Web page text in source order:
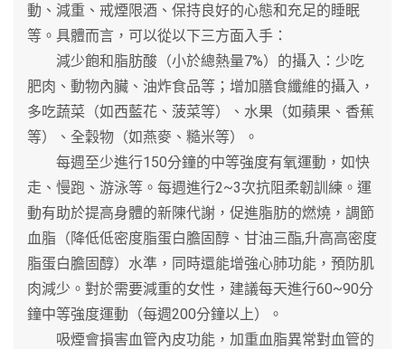
動、減重、戒煙限酒、保持良好的心態和充足的睡眠
等。具體而言，可以從以下三方面入手：
減少飽和脂肪酸（小於總熱量7%）的攝入：少吃
肥肉、動物內臟、油炸食品等；增加膳食纖維的攝入，
多吃蔬菜（如西藍花、菠菜等）、水果（如蘋果、香蕉
等）、全穀物（如燕麥、糙米等）。
每週至少進行150分鐘的中等強度有氧運動，如快
走、慢跑、游泳等。每週進行2~3次抗阻柔韌訓練。運
動有助於提高身體的新陳代謝，促進脂肪的燃燒，調節
血脂（降低低密度脂蛋白膽固醇、甘油三酯,升高高密度
脂蛋白膽固醇）水準，同時還能增強心肺功能，預防肌
肉減少。對於需要減重的女性，建議每天進行60~90分
鐘中等強度運動（每週200分鐘以上）。
吸煙會損害血管內皮功能，加重血脂異常對血管的